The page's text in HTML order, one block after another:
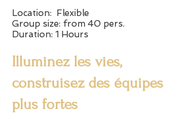
Location: Flexible
Group size: from 40 pers.
Duration: 1 Hours
Illuminez les vies,
construisez des équipes
plus fortes